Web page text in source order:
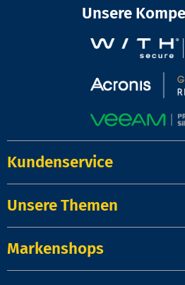
Unsere
Kundenservice
Unsere Themen
Markenshops